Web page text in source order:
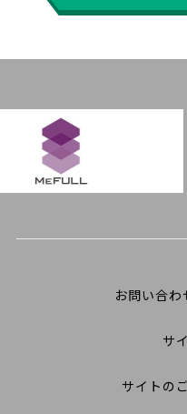
お問い合
サ
サイトの